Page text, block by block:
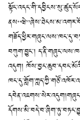
བཀུག་བྱུང་།
འདུག།